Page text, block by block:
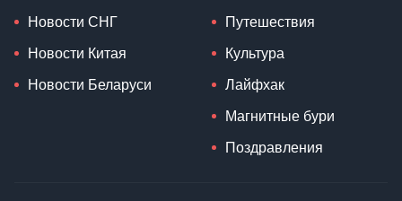
Новости СНГ
Новости Китая
Новости Беларуси
Путешествия
Культура
Лайфхак
Магнитные бури
Поздравления